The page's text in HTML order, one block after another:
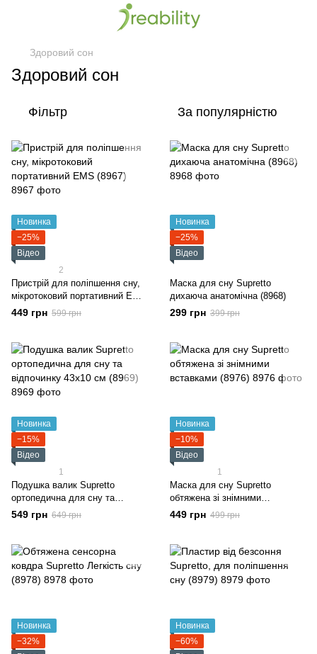
Здоровий сон
Здоровий сон
Фільтр За популярністю
Новинка
−25%
Відео
2
Пристрій для поліпшення сну,
мікротоковий портативний EMS
(8967)
449 грн 599 грн
Новинка
−25%
Відео
Маска для сну Supretto
дихаюча анатомічна (8968)
299 грн 399 грн
Новинка
−15%
Відео
1
Подушка валик Supretto
ортопедична для сну та
відпочинку 43x10 см (8969)
549 грн 649 грн
Новинка
−10%
Відео
1
Маска для сну Supretto
обтяжена зі знімними
вставками (8976)
449 грн 499 грн
Новинка
−32%
Новинка
−60%